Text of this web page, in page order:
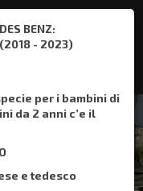
BENZ:
- 2023)
per i bambini di
da 2 anni c’e il
e tedesco